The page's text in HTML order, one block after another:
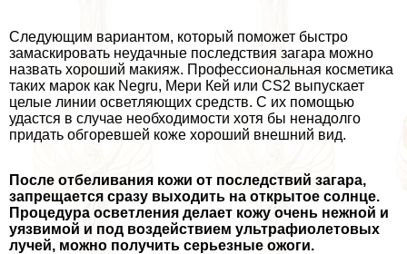
Следующим вариантом, который поможет быстро
замаскировать неудачные последствия загара можно
назвать хороший макияж. Профессиональная косметика
таких марок как Negru, Мери Кей или CS2 выпускает
целые линии осветляющих средств. С их помощью
удастся в случае необходимости хотя бы ненадолго
придать обгоревшей коже хороший внешний вид.
После отбеливания кожи от последствий загара,
запрещается сразу выходить на открытое солнце.
Процедypa осветления делает кожу очень нежной и
уязвимой и под воздействием ультрафиолетовых
лучей, можно получить серьезные ожоги.